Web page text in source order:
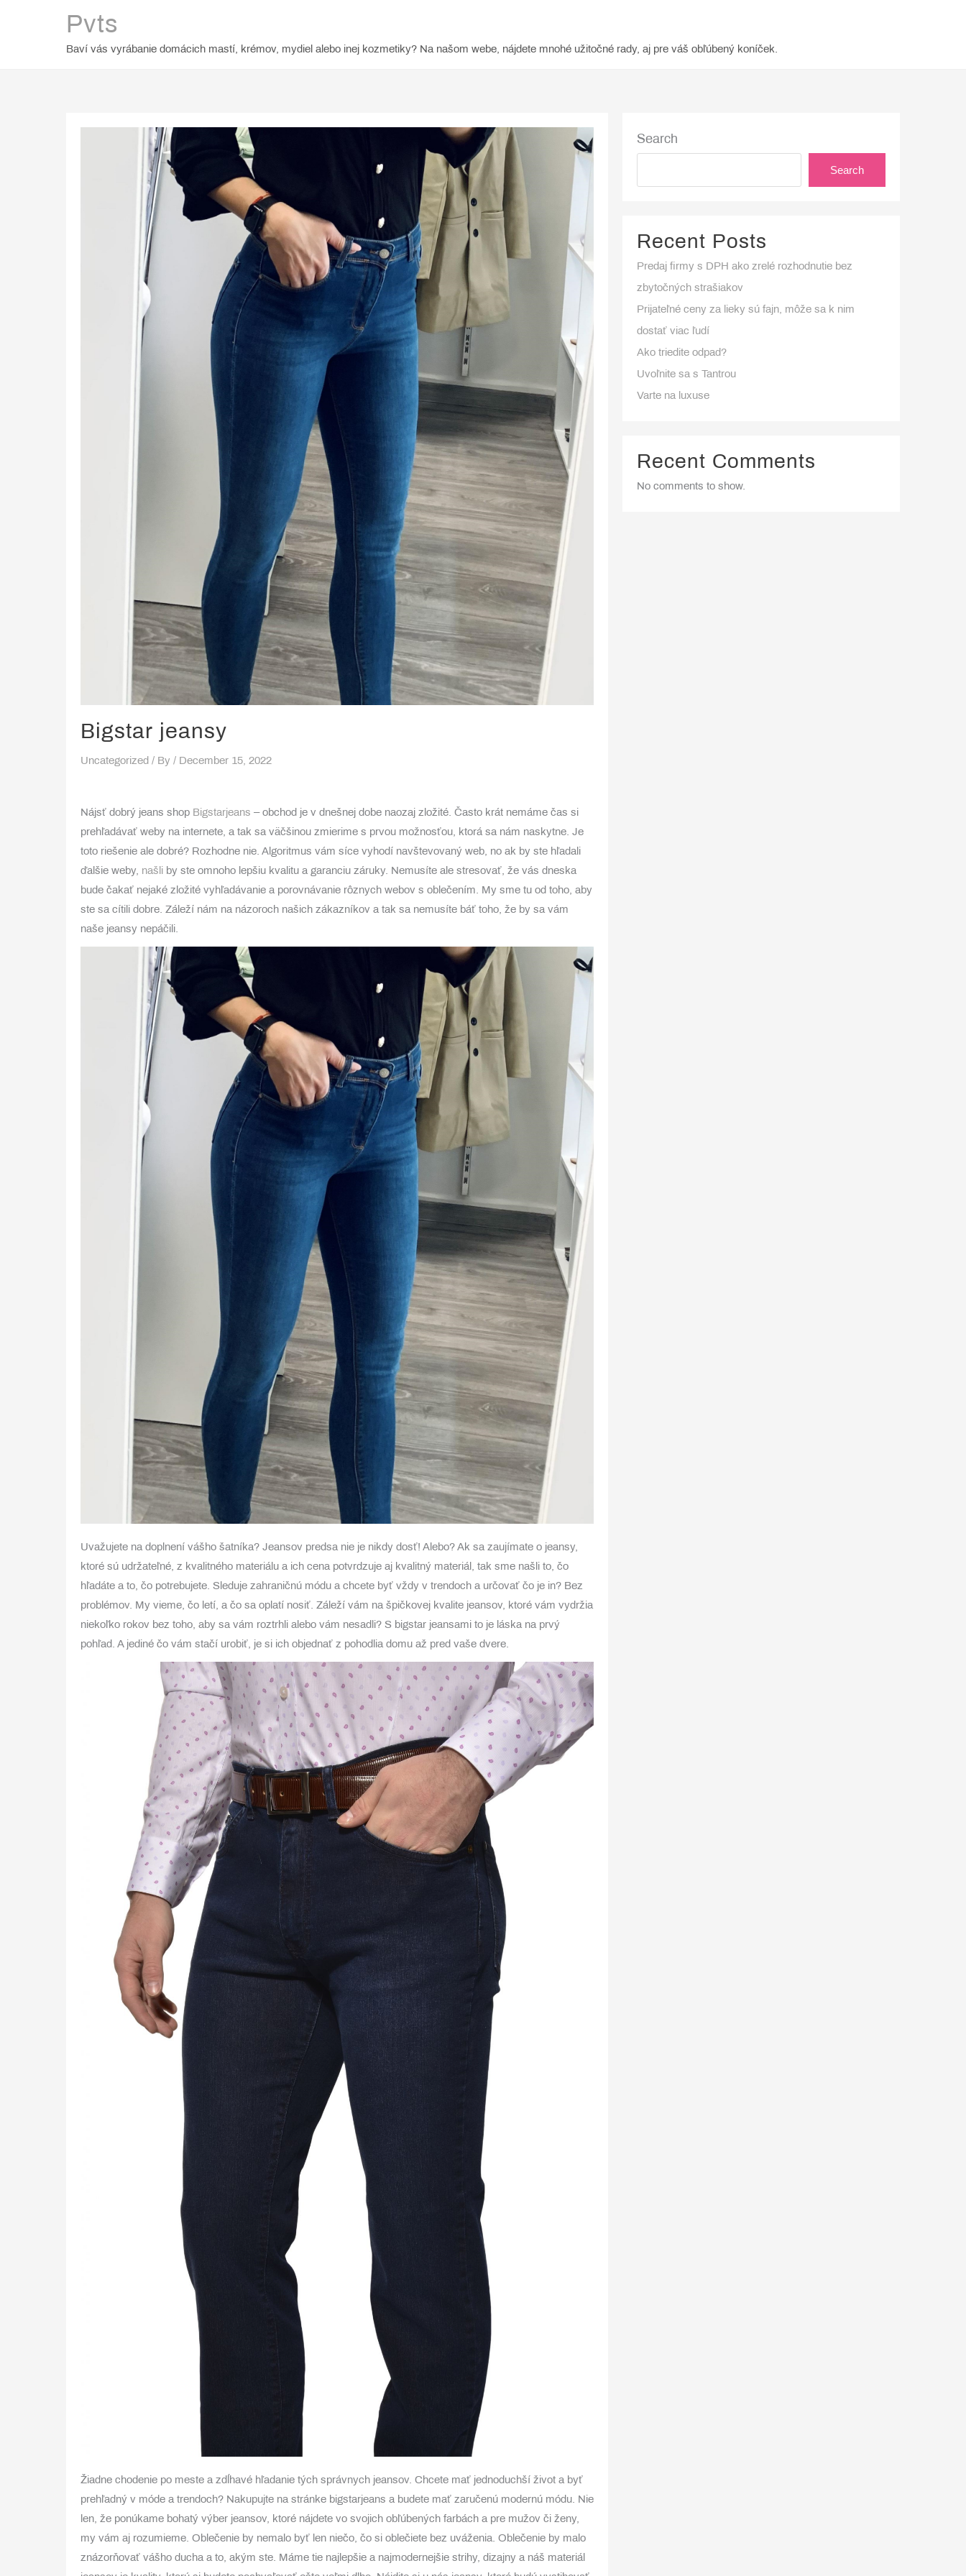
Pvts
Baví vás vyrábanie domácich mastí, krémov, mydiel alebo inej kozmetiky? Na našom webe, nájdete mnohé užitočné rady, aj pre váš obľúbený koníček.
Bigstar jeansy
Uncategorized / By / December 15, 2022
Nájsť dobrý jeans shop Bigstarjeans – obchod je v dnešnej dobe naozaj zložité. Často krát nemáme čas si
prehľadávať weby na internete, a tak sa väčšinou zmierime s prvou možnosťou, ktorá sa nám naskytne. Je
toto riešenie ale dobré? Rozhodne nie. Algoritmus vám síce vyhodí navštevovaný web, no ak by ste hľadali
ďalšie weby,
našli by ste omnoho lepšiu kvalitu a garanciu záruky. Nemusíte ale stresovať, že vás dneska
bude čakať nejaké zložité vyhľadávanie a porovnávanie rôznych webov s oblečením. My sme tu od toho, aby
ste sa cítili dobre. Záleží nám na názoroch našich zákazníkov a tak sa nemusíte báť toho, že by sa vám
naše jeansy nepáčili.
Uvažujete na doplnení vášho šatníka? Jeansov predsa nie je nikdy dosť! Alebo? Ak sa zaujímate o jeansy,
ktoré sú udržateľné, z kvalitného materiálu a ich cena potvrdzuje aj kvalitný materiál, tak sme našli to, čo
hľadáte a to, čo potrebujete. Sleduje zahraničnú módu a chcete byť vždy v trendoch a určovať čo je in? Bez
problémov. My vieme, čo letí, a čo sa oplatí nosiť. Záleží vám na špičkovej kvalite jeansov, ktoré vám vydržia
niekoľko rokov bez toho, aby sa vám roztrhli alebo vám nesadli? S bigstar jeansami to je láska na prvý
pohľad. A jediné čo vám stačí urobiť, je si ich objednať z pohodlia domu až pred vaše dvere.
Žiadne chodenie po meste a zdĺhavé hľadanie tých správnych jeansov. Chcete mať jednoduchší život a byť
prehľadný v móde a trendoch? Nakupujte na stránke bigstarjeans a budete mať zaručenú modernú módu. Nie
len, že ponúkame bohatý výber jeansov, ktoré nájdete vo svojich obľúbených farbách a pre mužov či ženy,
my vám aj rozumieme. Oblečenie by nemalo byť len niečo, čo si oblečiete bez uváženia. Oblečenie by malo
znázorňovať vášho ducha a to, akým ste. Máme tie najlepšie a najmodernejšie strihy, dizajny a náš materiál
Search
Search
Recent Posts
Predaj firmy s DPH ako zrelé rozhodnutie bez
zbytočných strašiakov
Prijateľné ceny za lieky sú fajn, môže sa k nim
dostať viac ľudí
Ako triedite odpad?
Uvoľnite sa s Tantrou
Varte na luxuse
Recent Comments
No comments to show.